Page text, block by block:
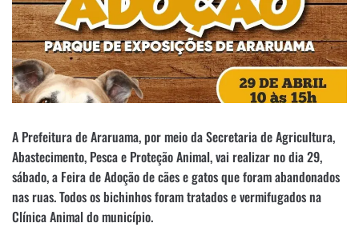
A Prefeitura de Araruama, por meio da Secretaria de Agricultura,
Abastecimento, Pesca e Proteção Animal, vai realizar no dia 29,
sábado, a Feira de Adoção de cães e gatos que foram abandonados
nas ruas. Todos os bichinhos foram tratados e vermifugados na
Clínica Animal do município.